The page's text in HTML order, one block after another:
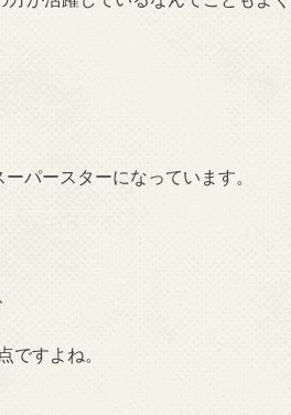
パースターになっています。
ですよね。